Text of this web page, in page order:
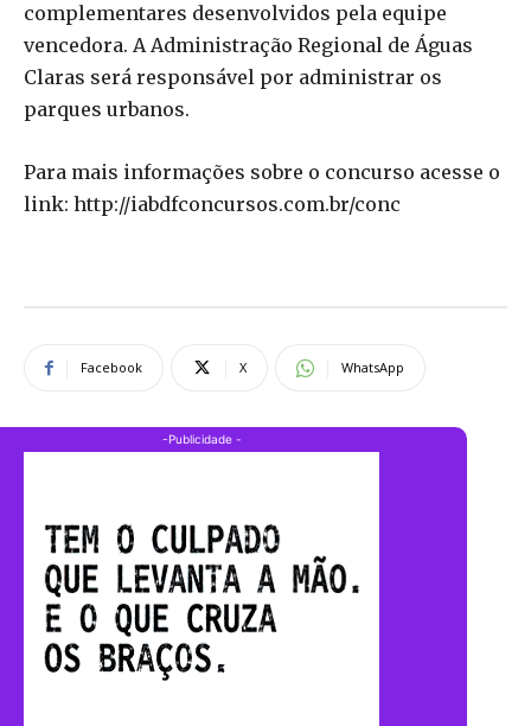
complementares desenvolvidos pela equipe
vencedora. A Administração Regional de Águas
Claras será responsável por administrar os
parques urbanos.
Para mais informações sobre o concurso acesse o
link: http://iabdfconcursos.com.br/conc
Facebook X WhatsApp
-Publicidade -